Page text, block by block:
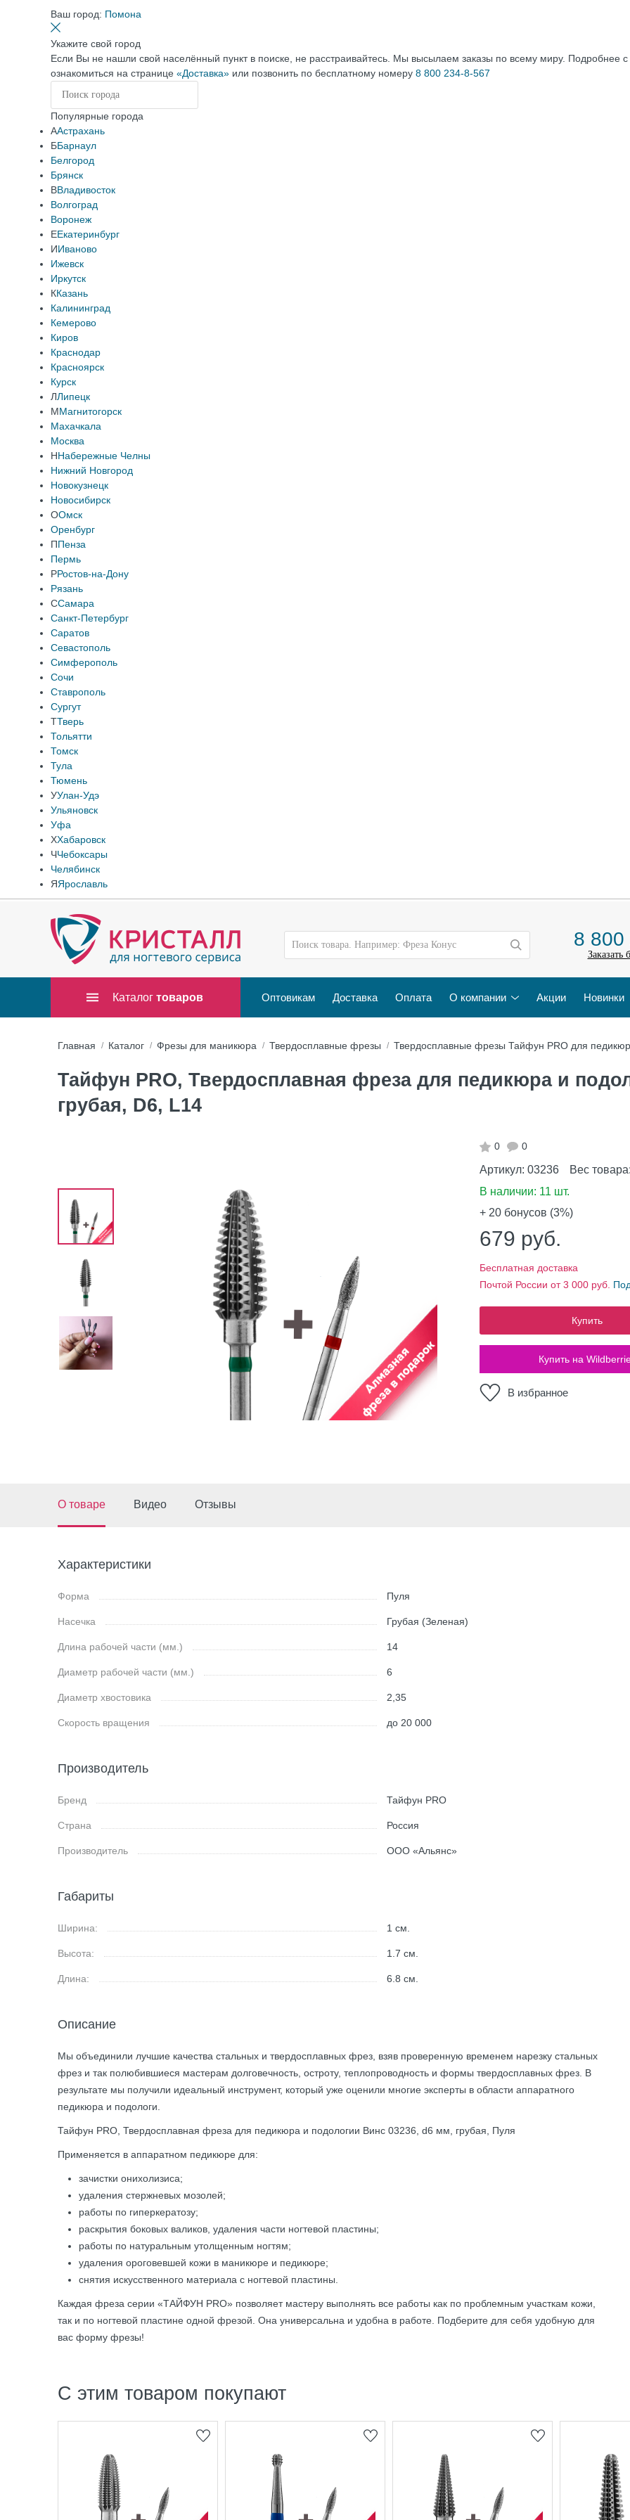
Ваш город: Помона
Укажите свой город
Если Вы не нашли свой населённый пункт в поиске, не расстраивайтесь. Мы высылаем заказы по всему миру. Подробнее
ознакомиться на странице «Доставка» или позвонить по бесплатному номеру 8 800 234-8-567
Популярные города
ААстрахань
ББарнаул
Белгород
Брянск
ВВладивосток
Волгоград
Воронеж
ЕЕкатеринбург
ИИваново
Ижевск
Иркутск
ККазань
Калининград
Кемерово
Киров
Краснодар
Красноярск
Курск
ЛЛипецк
ММагнитогорск
Махачкала
Москва
ННабережные Челны
Нижний Новгород
Новокузнецк
Новосибирск
ООмск
Оренбург
ППенза
Пермь
РРостов-на-Дону
Рязань
ССамара
Санкт-Петербург
Саратов
Севастополь
Симферополь
Сочи
Ставрополь
Сургут
ТТверь
Тольятти
Томск
Тула
Тюмень
УУлан-Удэ
Ульяновск
Уфа
ХХабаровск
ЧЧебоксары
Челябинск
ЯЯрославль
8 800
Заказать
Каталог товаров Оптовикам Доставка Оплата О компании Акции Новинки
Главная Каталог Фрезы для маникюра Твердосплавные фрезы Твердосплавные фрезы Тайфун PRO для
Тайфун PRO, Твердосплавная фреза для педикюра и
грубая, D6, L14
0 0
Артикул: 03236 Вес товара:
В наличии: 11 шт.
+ 20 бонусов (3%)
679 руб.
Бесплатная доставка
Почтой России от 3 000 руб.
Купить
Купить на
В избранное
О товаре Видео Отзывы
Характеристики
Форма Пуля
Насечка Грубая (Зеленая)
Длина рабочей части (мм.) 14
Диаметр рабочей части (мм.) 6
Диаметр хвостовика 2,35
Скорость вращения до 20 000
Производитель
Бренд Тайфун PRO
Страна Россия
Производитель ООО «Альянс»
Габариты
Ширина: 1 см.
Высота: 1.7 см.
Длина: 6.8 см.
Описание
Мы объединили лучшие качества стальных и твердосплавных фрез, взяв проверенную временем нарезку стальных
фрез и так полюбившиеся мастерам долговечность, остроту, теплопроводность и формы твердосплавных фрез. В
результате мы получили идеальный инструмент, который уже оценили многие эксперты в области аппаратного
педикюра и подологи.
Тайфун PRO, Твердосплавная фреза для педикюра и подологии Винс 03236, d6 мм, грубая, Пуля
Применяется в аппаратном педикюре для:
зачистки онихолизиса;
удаления стержневых мозолей;
работы по гиперкератозу;
раскрытия боковых валиков, удаления части ногтевой пластины;
работы по натуральным утолщенным ногтям;
удаления ороговевшей кожи в маникюре и педикюре;
снятия искусственного материала с ногтевой пластины.
Каждая фреза серии «ТАЙФУН PRO» позволяет мастеру выполнять все работы как по проблемным участкам кожи,
так и по ногтевой пластине одной фрезой. Она универсальна и удобна в работе. Подберите для себя удобную для
вас форму фрезы!
С этим товаром покупают